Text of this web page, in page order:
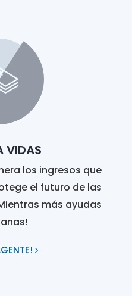
VIDAS
los ingresos que
el futuro de las
más ayudas